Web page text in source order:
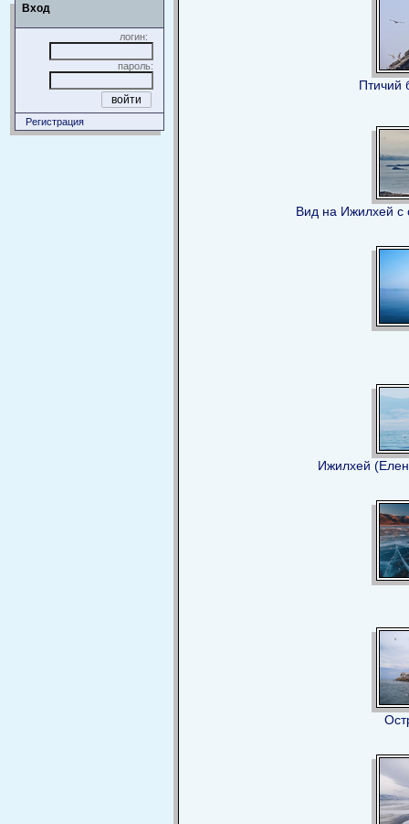
Вход
логин:
пароль:
Регистрация
Птичий
Вид на Ижилхей
Ижилхей